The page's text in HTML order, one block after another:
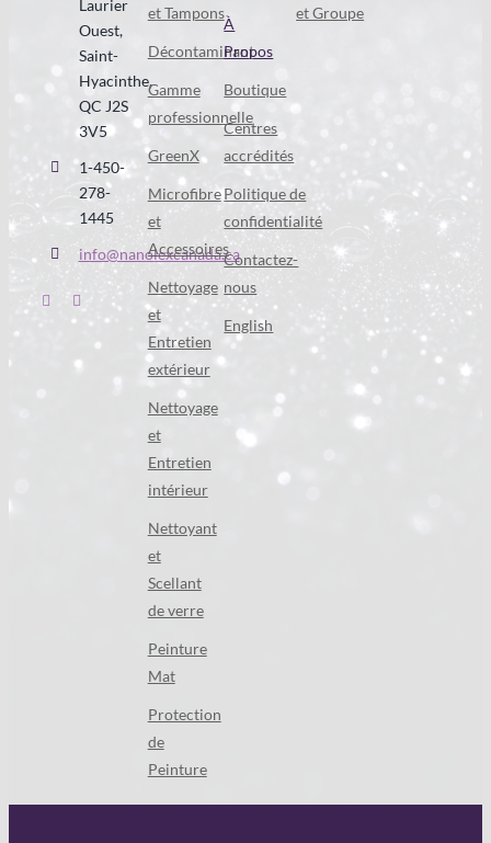
Laurier
Ouest,
Saint-
Hyacinthe,
QC J2S
3V5
1-450-
278-
1445
info@nanolexcanada.ca
et Tampons
Décontaminant
Gamme
professionnelle
GreenX
Microfibre
et
Accessoires
Nettoyage
et
Entretien
extérieur
Nettoyage
et
Entretien
intérieur
Nettoyant
et
Scellant
de verre
Peinture
Mat
Protection
de
Peinture
À
Propos
Boutique
Centres
accrédités
Politique de
confidentialité
Contactez-
nous
English
et Groupe